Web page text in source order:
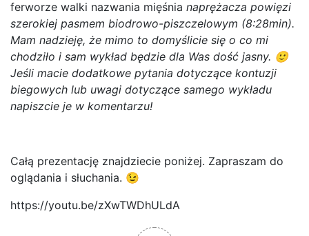
ferworze walki nazwania mięśnia naprężacza powięzi
szerokiej pasmem biodrowo-piszczelowym (8:28min).
Mam nadzieję, że mimo to domyślicie się o co mi
chodziło i sam wykład będzie dla Was dość jasny. 🙂
Jeśli macie dodatkowe pytania dotyczące kontuzji
biegowych lub uwagi dotyczące samego wykładu
napiszcie je w komentarzu!
Całą prezentację znajdziecie poniżej. Zapraszam do
oglądania i słuchania. 😉
https://youtu.be/zXwTWDhULdA